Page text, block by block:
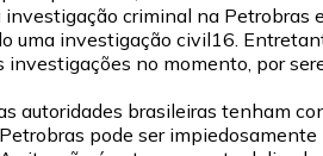
investigação criminal na Petrobras
uma investigação civil16.
investigações no momento, por
autoridades brasileiras tenham
pode ser impiedosamente